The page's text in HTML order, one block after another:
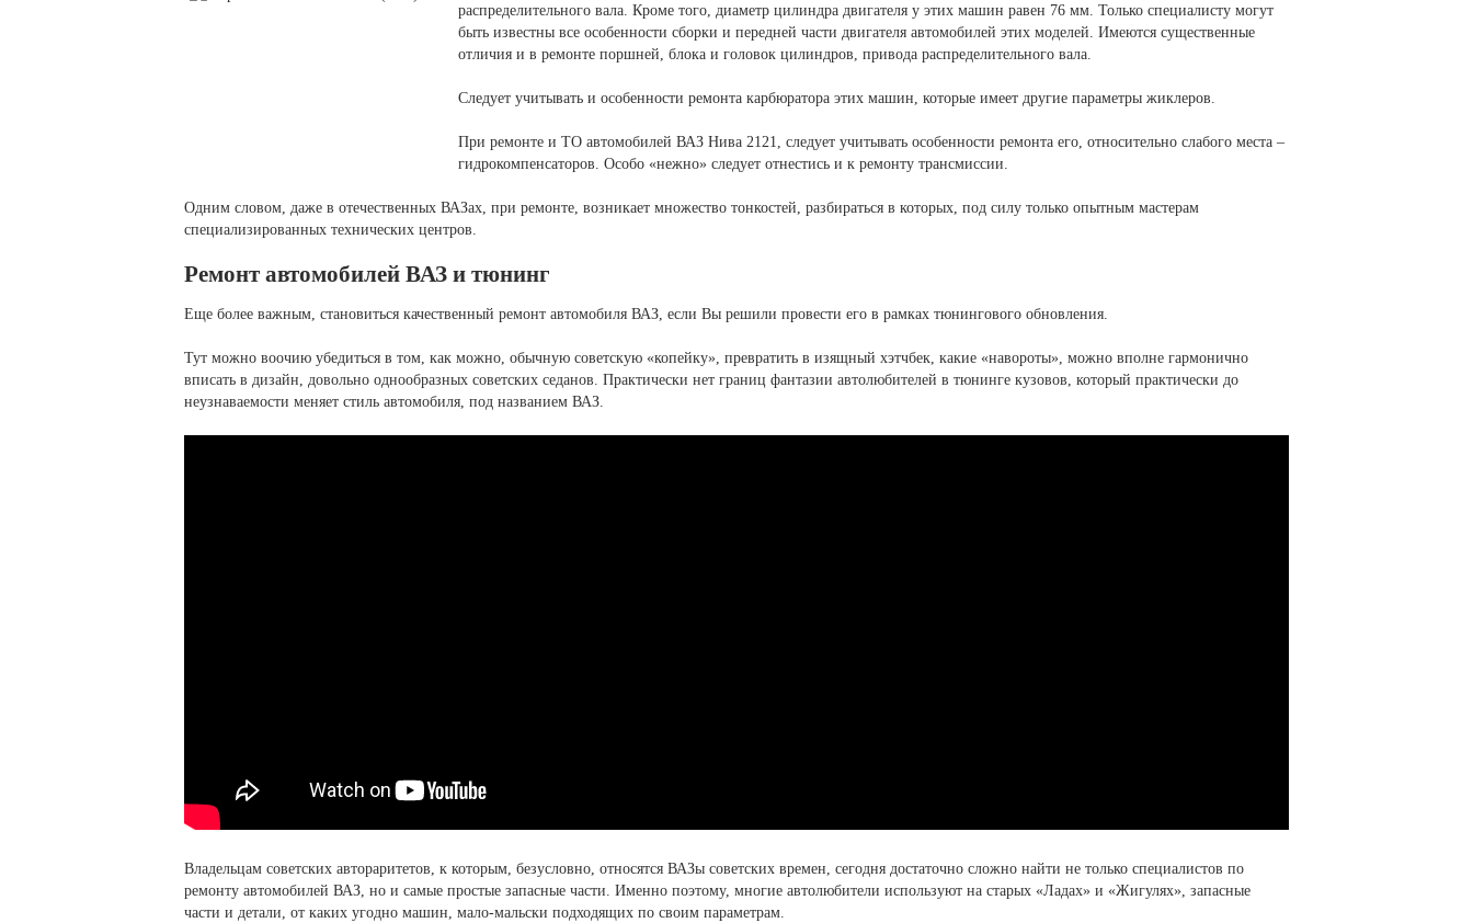
распределительного вала. Кроме того, диаметр цилиндра двигателя у этих машин равен 76 мм. Только специалисту могут
быть известны все особенности сборки и передней части двигателя автомобилей этих моделей. Имеются существенные
отличия и в ремонте поршней, блока и головок цилиндров, привода распределительного вала.
Следует учитывать и особенности ремонта карбюратора этих машин, которые имеет другие параметры жиклеров.
При ремонте и ТО автомобилей ВАЗ Нива 2121, следует учитывать особенности ремонта его, относительно слабого места –
гидрокомпенсаторов. Особо «нежно» следует отнестись и к ремонту трансмиссии.
Одним словом, даже в отечественных ВАЗах, при ремонте, возникает множество тонкостей, разбираться в которых, под силу только опытным мастерам
специализированных технических центров.
Ремонт автомобилей ВАЗ и тюнинг
Еще более важным, становиться качественный ремонт автомобиля ВАЗ, если Вы решили провести его в рамках тюнингового обновления.
Тут можно воочию убедиться в том, как можно, обычную советскую «копейку», превратить в изящный хэтчбек, какие «навороты», можно вполне гармонично
вписать в дизайн, довольно однообразных советских седанов. Практически нет границ фантазии автолюбителей в тюнинге кузовов, который практически до
неузнаваемости меняет стиль автомобиля, под названием ВАЗ.
Владельцам советских автораритетов, к которым, безусловно, относятся ВАЗы советских времен, сегодня достаточно сложно найти не только специалистов по
ремонту автомобилей ВАЗ, но и самые простые запасные части. Именно поэтому, многие автолюбители используют на старых «Ладах» и «Жигулях», запасные
части и детали, от каких угодно машин, мало-мальски подходящих по своим параметрам.